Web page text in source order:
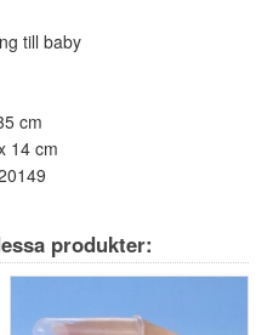
till baby
cm
14 cm
produkter: